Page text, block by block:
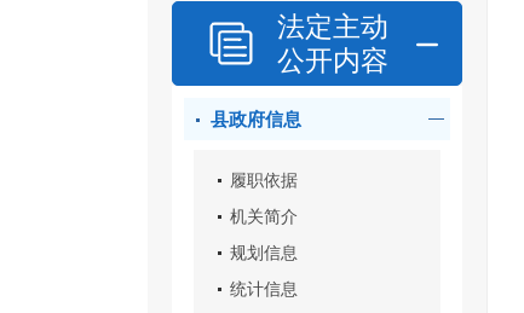
法定主动
公开内容
县政府信息
履职依据
机关简介
规划信息
统计信息